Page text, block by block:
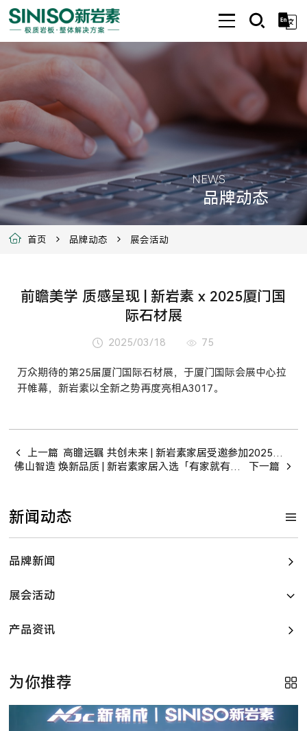
NEWS
品牌动态
首页 品牌动态 展会活动
前瞻美学 质感呈现 | 新岩素 x 2025厦门国
际石材展
2025/03/18 75
万众期待的第25届厦门国际石材展，于厦门国际会展中心拉
开帷幕，新岩素以全新之势再度亮相A3017。
上一篇
高瞻远瞩 共创未来 | 新岩素家居受邀参加2025岩板产业发展高峰论坛
佛山智造 焕新品质 | 新岩素家居入选「有家就有佛山造」新一批产业IP品牌企业
下一篇
新闻动态
品牌新闻
展会活动
产品资讯
为你推荐